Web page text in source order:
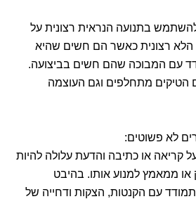
להשתמש בתנועה הנראית רצונית על
הלא רצונית כאשר הם חשים שהיא
עם המבוכה שהם חשים בביצועה.
הטיקים מתחלפים וגם העוצמה
לא פשוטים:
קריאה או כתיבה והדעת עלולה להיות
ממאמץ למנוע אותו. בהיבט
עם הקנטות, הצקות ודחייה של